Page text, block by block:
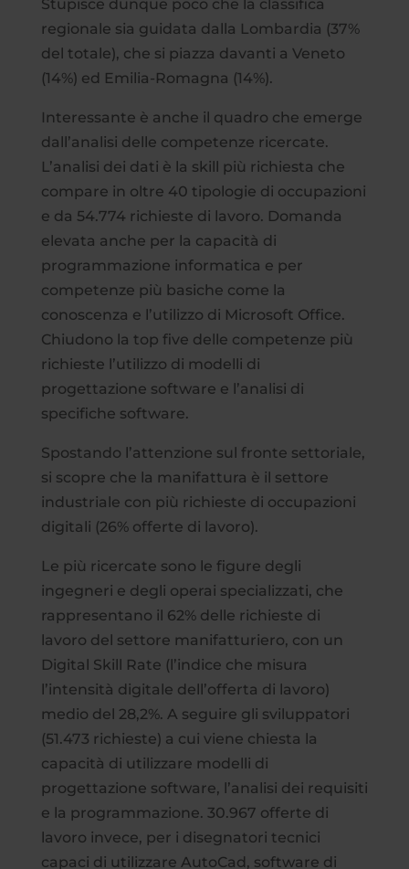
Stupisce dunque poco che la classifica
regionale sia guidata dalla Lombardia (37%
del totale), che si piazza davanti a Veneto
(14%) ed Emilia-Romagna (14%).
Interessante è anche il quadro che emerge
dall’analisi delle competenze ricercate.
L’analisi dei dati è la skill più richiesta che
compare in oltre 40 tipologie di occupazioni
e da 54.774 richieste di lavoro. Domanda
elevata anche per la capacità di
programmazione informatica e per
competenze più basiche come la
conoscenza e l’utilizzo di Microsoft Office.
Chiudono la top five delle competenze più
richieste l’utilizzo di modelli di
progettazione software e l’analisi di
specifiche software.
Spostando l’attenzione sul fronte settoriale,
si scopre che la manifattura è il settore
industriale con più richieste di occupazioni
digitali (26% offerte di lavoro).
Le più ricercate sono le figure degli
ingegneri e degli operai specializzati, che
rappresentano il 62% delle richieste di
lavoro del settore manifatturiero, con un
Digital Skill Rate (l’indice che misura
l’intensità digitale dell’offerta di lavoro)
medio del 28,2%. A seguire gli sviluppatori
(51.473 richieste) a cui viene chiesta la
capacità di utilizzare modelli di
progettazione software, l’analisi dei requisiti
e la programmazione. 30.967 offerte di
lavoro invece, per i disegnatori tecnici
capaci di utilizzare AutoCad, software di